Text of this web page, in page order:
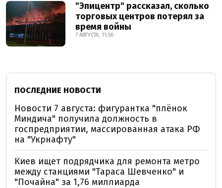
"Эпицентр" рассказал, сколько
торговых центров потерял за
время войны
7 АВГУСТА, 11:56
ПОСЛЕДНИЕ НОВОСТИ
Новости 7 августа: фигурантка "плёнок
Миндича" получила должность в
госпредприятии, массированная атака РФ
на "Укрнафту"
Киев ищет подрядчика для ремонта метро
между станциями "Тараса Шевченко" и
"Почайна" за 1,76 миллиарда